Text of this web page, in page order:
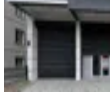
1 Oda
·280 m²
41.000 ₺
KC EMLAK İNŞAATKC
ŞTİ.